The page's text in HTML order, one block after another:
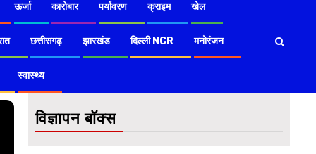
ऊर्जा कारोबार पर्यावरण क्राइम खेल
छत्तीसगढ़ झारखंड दिल्ली NCR मनोरंजन
स्वास्थ्य
विज्ञापन बॉक्स